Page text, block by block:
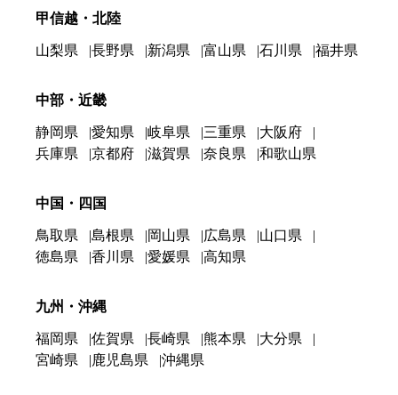
甲信越・北陸
山梨県 長野県 新潟県 富山県 石川県 福井県
中部・近畿
静岡県 愛知県 岐阜県 三重県
大阪府
兵庫県
京都府 滋賀県 奈良県 和歌山県
中国・四国
鳥取県 島根県 岡山県 広島県
山口県
徳島県
香川県 愛媛県 高知県
九州・沖縄
福岡県 佐賀県 長崎県 熊本県
大分県
宮崎県
鹿児島県 沖縄県